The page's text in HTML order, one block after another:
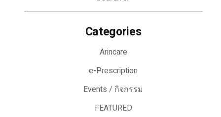
Categories
Arincare
e-Prescription
Events / กิจกรรม
FEATURED